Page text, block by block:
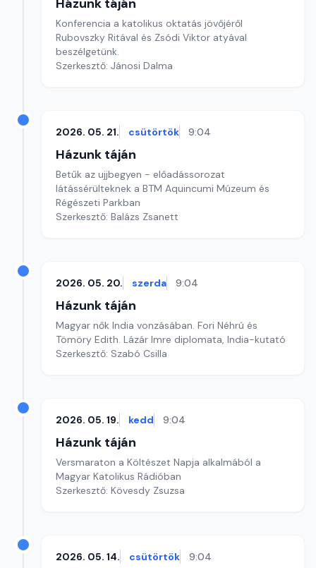
Házunk táján
Konferencia a katolikus oktatás jövőjéről
Rubovszky Ritával és Zsódi Viktor atyával
beszélgetünk.
Szerkesztő: Jánosi Dalma
2026. 05. 21. csütörtök 9:04
Házunk táján
Betűk az ujjbegyen - előadássorozat
látássérülteknek a BTM Aquincumi Múzeum és
Régészeti Parkban
Szerkesztő: Balázs Zsanett
2026. 05. 20. szerda 9:04
Házunk táján
Magyar nők India vonzásában. Fori Néhrú és
Tömöry Edith. Lázár Imre diplomata, India-kutató
Szerkesztő: Szabó Csilla
2026. 05. 19. kedd 9:04
Házunk táján
Versmaraton a Költészet Napja alkalmából a
Magyar Katolikus Rádióban
Szerkesztő: Kövesdy Zsuzsa
2026. 05. 14. csütörtök 9:04